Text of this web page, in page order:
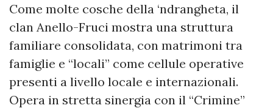
Come molte cosche della ‘ndrangheta, il
clan Anello-Fruci mostra una struttura
familiare consolidata, con matrimoni tra
famiglie e “locali” come cellule operative
presenti a livello locale e internazionali.
Opera in stretta sinergia con il “Crimine”